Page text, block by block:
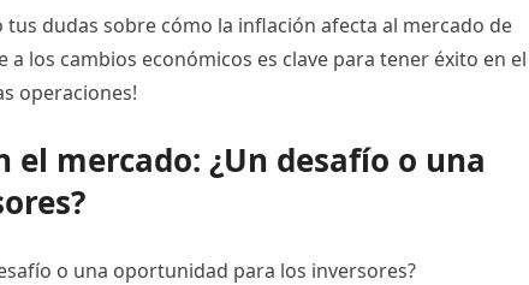
dudas sobre cómo la inflación afecta al mercado de
los cambios económicos es clave para tener éxito en el
operaciones!
mercado: ¿Un desafío o una
o una oportunidad para los inversores?